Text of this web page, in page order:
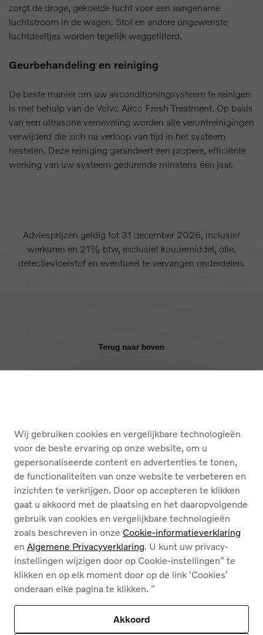
zorgt de droge, gekoelde lucht voor een aangename
luchtstroom in de wagen. Stof en andere ongewenste
luchtdeeltjes worden tegelijk weggefilterd.
Geurbehandeling en reiniging
De beste manier om uw airconditioningsysteem te reinigen
is met behulp van de Volvo Airco Fresh Treatment. Op basis
van een ultrasone verneveling worden alle verontreinigingen
verwijderd die zich na verloop van tijd in het systeem
nestelen. Deze reiniging garandeert een propere, efficiënte
werking van uw systeem gedurende minstens één jaar.
Adviesprijzen geldig tot 31 december 2026, inclusief
werkuren en 21% btw, exclusief koudemiddel, olie,
detectievloeistof en eventueel te vervangen onderdelen.
Terug naar boven
OVER ONS
Nederlands Français
Cookies
Privacybeleid
Juridische info
Deze site wordt beschermd door reCAPTCHA enhet privacybeleid van Google
Wij gebruiken cookies en vergelijkbare technologieën
voor de beste ervaring op onze website, om u
gepersonaliseerde content en advertenties te tonen,
de functionaliteiten van onze website te verbeteren en
inzichten te verkrijgen. Door op accepteren te klikken
gaat u akkoord met de plaatsing en het daaropvolgende
gebruik van cookies en vergelijkbare technologieën
zoals beschreven in onze Cookie-informatieverklaring
en Algemene Privacyverklaring. U kunt uw privacy-
instellingen wijzigen door op Cookie-instellingen" te
klikken en op elk moment door op de link 'Cookies'
onderaan elke pagina te klikken. "
Akkoord